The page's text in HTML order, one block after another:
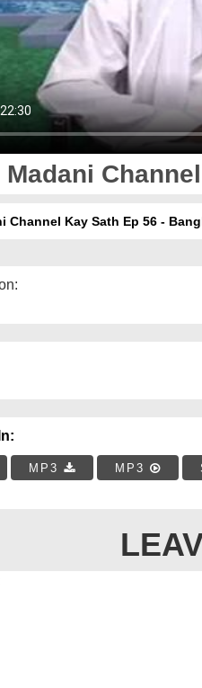
Madani
Channel Kay Sath Ep 56 -
MP3 MP3